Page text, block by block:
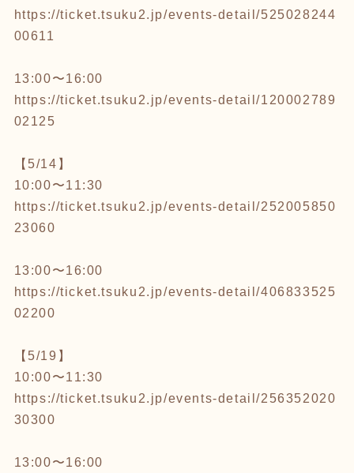
https://ticket.tsuku2.jp/events-detail/525028244
00611
13:00〜16:00
https://ticket.tsuku2.jp/events-detail/120002789
02125
【5/14】
10:00〜11:30
https://ticket.tsuku2.jp/events-detail/252005850
23060
13:00〜16:00
https://ticket.tsuku2.jp/events-detail/406833525
02200
【5/19】
10:00〜11:30
https://ticket.tsuku2.jp/events-detail/256352020
30300
13:00〜16:00